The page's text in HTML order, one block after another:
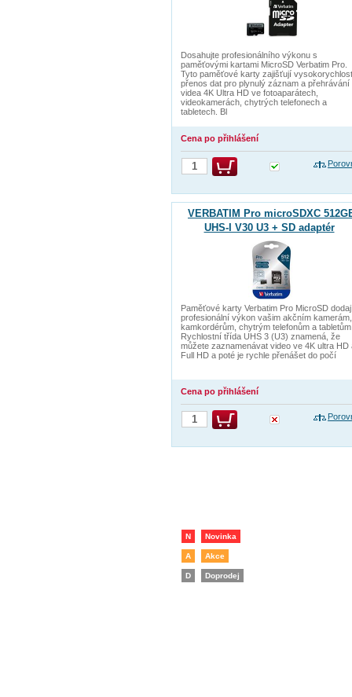
Dosahujte profesionálního výkonu s
paměťovými kartami MicroSD Verbatim Pro.
Tyto paměťové karty zajišťují
přenos dat pro plynulý záznam a přehrávání
videa 4K Ultra HD ve fotoaparátech,
videokamerách, chytrých telefonech a
tabletech. Bl
Cena po přihlášení
VERBATIM Pro microSDXC
UHS-I V30 U3 + SD adaptér
Paměťové karty Verbatim Pro MicroSD
profesionální výkon vašim akčním kamerám,
kamkordérům, chytrým telefonům a
Rychlostní třída UHS 3 (U3) znamená, že
můžete zaznamenávat video ve 4K ultra HD
Full HD a poté je rychle přenášet do počí
Cena po přihlášení
N Novinka
A Akce
D Doprodej